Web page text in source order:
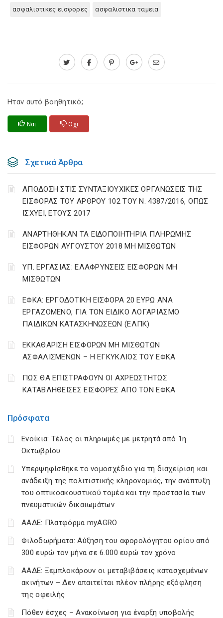
Πρόσφατα
Ενοίκια: Τέλος οι πληρωμές με μετρητά από 1η
Οκτωβρίου
Υπερψηφίσθηκε το νομοσχέδιο για τη διαχείριση και
ανάδειξη της πολιτιστικής κληρονομιάς, την ανάπτυξη
του οπτικοακουστικού τομέα και την προστασία των
πνευματικών δικαιωμάτων
ΑΑΔΕ: Πλατφόρμα myAGRO
Φιλοδωρήματα: Αύξηση του αφορολόγητου ορίου από
300 ευρώ τον μήνα σε 6.000 ευρώ τον χρόνο
ΑΑΔΕ: Ξεμπλοκάρουν οι μεταβιβάσεις κατασχεμένων
ακινήτων – Δεν απαιτείται πλέον πλήρης εξόφληση
της οφειλής
Πόθεν έσχες – Ανακοίνωση για έναρξη υποβολής
ασφαλιστικες εισφορες ασφαλιστικα ταμεια
Ηταν αυτό βοηθητικό;
Ναι Οχι
Σχετικά Άρθρα
ΑΠΟΔΟΣΗ ΣΤΙΣ ΣΥΝΤΑΞΙΟΥΧΙΚΕΣ ΟΡΓΑΝΩΣΕΙΣ ΤΗΣ
ΕΙΣΦΟΡΑΣ ΤΟΥ ΑΡΘΡΟΥ 102 ΤΟΥ Ν. 4387/2016, ΟΠΩΣ
ΙΣΧΥΕΙ, ΕΤΟΥΣ 2017
ΑΝΑΡΤΗΘΗΚΑΝ ΤΑ ΕΙΔΟΠΟΙΗΤΗΡΙΑ ΠΛΗΡΩΜΗΣ
ΕΙΣΦΟΡΩΝ ΑΥΓΟΥΣΤΟΥ 2018 ΜΗ ΜΙΣΘΩΤΩΝ
ΥΠ. ΕΡΓΑΣΙΑΣ: ΕΛΑΦΡΥΝΣΕΙΣ ΕΙΣΦΟΡΩΝ ΜΗ
ΜΙΣΘΩΤΩΝ
ΕΦΚΑ: ΕΡΓΟΔΟΤΙΚΗ ΕΙΣΦΟΡΑ 20 ΕΥΡΩ ΑΝΑ
ΕΡΓΑΖΟΜΕΝΟ, ΓΙΑ ΤΟΝ ΕΙΔΙΚΟ ΛΟΓΑΡΙΑΣΜΟ
ΠΑΙΔΙΚΩΝ ΚΑΤΑΣΚΗΝΩΣΕΩΝ (ΕΛΠΚ)
ΕΚΚΑΘΑΡΙΣΗ ΕΙΣΦΟΡΩΝ ΜΗ ΜΙΣΘΩΤΩΝ
ΑΣΦΑΛΙΣΜΕΝΩΝ – Η ΕΓΚΥΚΛΙΟΣ ΤΟΥ ΕΦΚΑ
ΠΩΣ ΘΑ ΕΠΙΣΤΡΑΦΟΥΝ ΟΙ ΑΧΡΕΩΣΤΗΤΩΣ
ΚΑΤΑΒΛΗΘΕΙΣΕΣ ΕΙΣΦΟΡΕΣ ΑΠΟ ΤΟΝ ΕΦΚΑ